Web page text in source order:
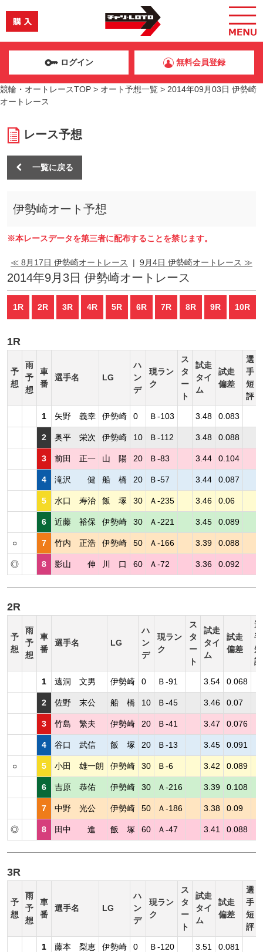
ログイン 無料会員登録
競輪・オートレースTOP > オート予想一覧 > 2014年09月03日 伊勢崎
オートレース
レース予想
一覧に戻る
伊勢崎オート予想
※本レースデータを第三者に配布することを禁じます。
≪ 8月17日 伊勢崎オートレース | 9月4日 伊勢崎オートレース ≫
2014年9月3日 伊勢崎オートレース
1R 2R 3R 4R 5R 6R 7R 8R 9R 10R
1R
予
想
雨
予
想
車
番
選手名 LG
ハ
ン
デ
現ラン
ク
ス
タ
ー
ト
試走
タイ
ム
試走
偏差
選
手
短
評
1 矢野 義幸 伊勢崎 0 Ｂ-103 3.48 0.083
2 奥平 栄次 伊勢崎 10 Ｂ-112 3.48 0.088
3 前田 正一 山 陽 20 Ｂ-83 3.44 0.104
4 滝沢 健 船 橋 20 Ｂ-57 3.44 0.087
5 水口 寿治 飯 塚 30 Ａ-235 3.46 0.06
6 近藤 裕保 伊勢崎 30 Ａ-221 3.45 0.089
○ 7 竹内 正浩 伊勢崎 50 Ａ-166 3.39 0.088
◎ 8 影山 伸 川 口 60 Ａ-72 3.36 0.092
2R
予
想
雨
予
想
車
番
選手名 LG
ハ
ン
デ
現ラン
ク
ス
タ
ー
ト
試走
タイ
ム
試走
偏差
選
手
短
評
1 遠洞 文男 伊勢崎 0 Ｂ-91 3.54 0.068
2 佐野 末公 船 橋 10 Ｂ-45 3.46 0.07
3 竹島 繁夫 伊勢崎 20 Ｂ-41 3.47 0.076
4 谷口 武信 飯 塚 20 Ｂ-13 3.45 0.091
○ 5 小田 雄一朗 伊勢崎 30 Ｂ-6 3.42 0.089
6 吉原 恭佑 伊勢崎 30 Ａ-216 3.39 0.108
7 中野 光公 伊勢崎 50 Ａ-186 3.38 0.09
◎ 8 田中 進 飯 塚 60 Ａ-47 3.41 0.088
3R
予
想
雨
予
想
車
番
選手名 LG
ハ
ン
デ
現ラン
ク
ス
タ
ー
ト
試走
タイ
ム
試走
偏差
選
手
短
評
1 藤本 梨恵 伊勢崎 0 Ｂ-120 3.51 0.081